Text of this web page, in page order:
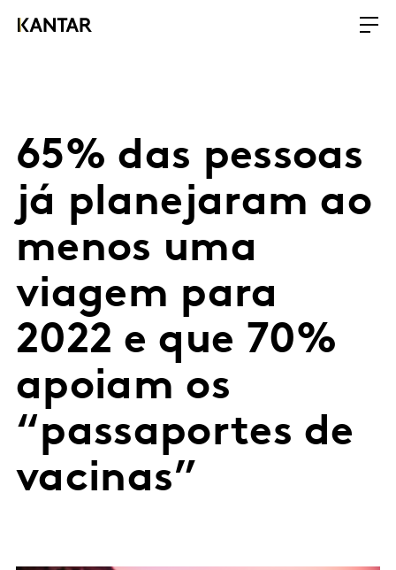
65% das pessoas
já planejaram ao
menos uma
viagem para
2022 e que 70%
apoiam os
“passaportes de
vacinas”